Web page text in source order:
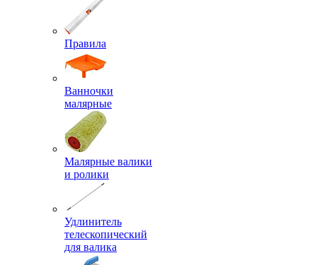
Правила
Ванночки
малярные
Малярные валики
и ролики
Удлинитель
телескопический
для валика